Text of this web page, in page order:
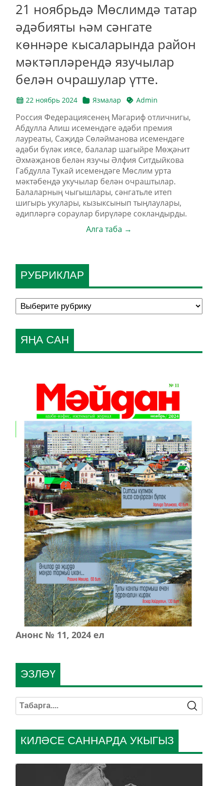
21 ноябрьдә Мөслимдә татар
әдәбияты һәм сәнгате
көннәре кысаларында район
мәктәпләрендә язучылар
белән очрашулар үтте.
22 ноябрь 2024 Язмалар Admin
Россия Федерациясенең Мәгариф отличнигы,
Абдулла Алиш исемендәге әдәби премия
лауреаты, Саҗидә Сөләйманова исемендәге
әдәби бүләк иясе, балалар шагыйре Мөҗәһит
Әхмәҗанов белән язучы Әлфия Ситдыйкова
Габдулла Тукай исемендәге Мөслим урта
мәктәбендә укучылар белән очраштылар.
Балаларның чыгышлары, сәнгатьле итеп
шигырь укулары, кызыксынып тыңлаулары,
әдипләргә сораулар бирүләре сокландырды.
Алга таба →
РУБРИКЛАР
ЯҢА САН
Анонс № 11, 2024 ел
КИЛӘСЕ САННАРДА УКЫГЫЗ
ЭЗЛӘҮ